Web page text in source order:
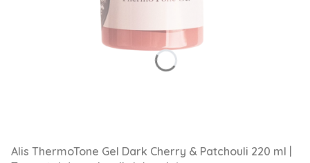
Alis ThermoTone Gel Dark Cherry & Patchouli 220 ml |